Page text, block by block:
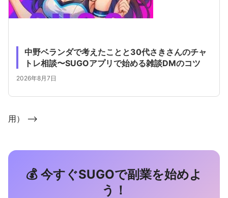
中野ベランダで考えたことと30代さきさんのチャ
トレ相談〜SUGOアプリで始める雑談DMのコツ
2026年8月7日
用） -->
💰 今すぐSUGOで副業を始めよ
う！